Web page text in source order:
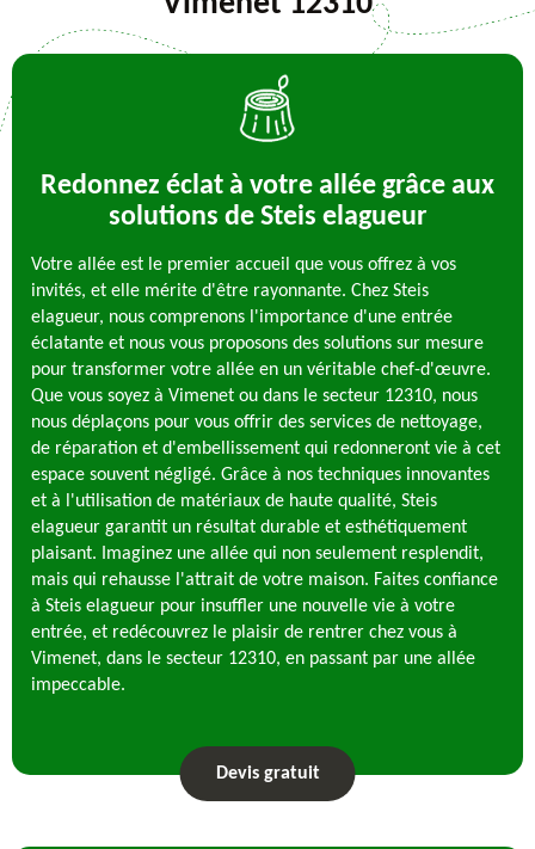
Redonnez éclat à votre allée grâce aux
solutions de Steis elagueur
Votre allée est le premier accueil que vous offrez à vos
invités, et elle mérite d'être rayonnante. Chez Steis
elagueur, nous comprenons l'importance d'une entrée
éclatante et nous vous proposons des solutions sur mesure
pour transformer votre allée en un véritable chef-d'œuvre.
Que vous soyez à Vimenet ou dans le secteur 12310, nous
nous déplaçons pour vous offrir des services de nettoyage,
de réparation et d'embellissement qui redonneront vie à cet
espace souvent négligé. Grâce à nos techniques innovantes
et à l'utilisation de matériaux de haute qualité, Steis
elagueur garantit un résultat durable et esthétiquement
plaisant. Imaginez une allée qui non seulement resplendit,
mais qui rehausse l'attrait de votre maison. Faites confiance
à Steis elagueur pour insuffler une nouvelle vie à votre
entrée, et redécouvrez le plaisir de rentrer chez vous à
Vimenet, dans le secteur 12310, en passant par une allée
impeccable.
Devis gratuit